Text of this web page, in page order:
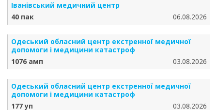
Іванівський медичний центр
40 пак
06.08.2026
Одеський обласний центр екстренної медичної
допомоги і медицини катастроф
1076 амп
03.08.2026
Одеський обласний центр екстренної медичної
допомоги і медицини катастроф
177 уп
03.08.2026